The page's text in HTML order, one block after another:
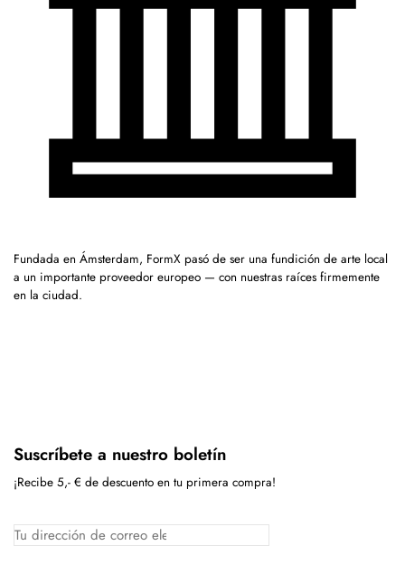
Fundada en Ámsterdam, FormX pasó de ser una fundición de arte local
a un importante proveedor europeo — con nuestras raíces firmemente
en la ciudad.
Suscríbete a nuestro boletín
¡Recibe 5,- € de descuento en tu primera compra!